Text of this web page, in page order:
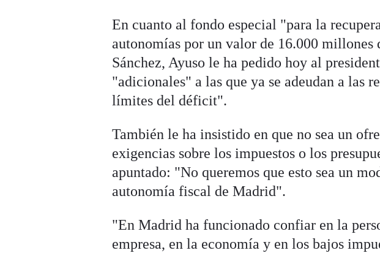
En cuanto al fondo especial "para la
autonomías por un valor de 16.000 millones
Sánchez, Ayuso le ha pedido hoy al
"adicionales" a las que ya se adeudan a las
límites del déficit".
También le ha insistido en que no sea un
exigencias sobre los impuestos o los
apuntado: "No queremos que esto sea un
autonomía fiscal de Madrid".
"En Madrid ha funcionado confiar en la
empresa, en la economía y en los bajos